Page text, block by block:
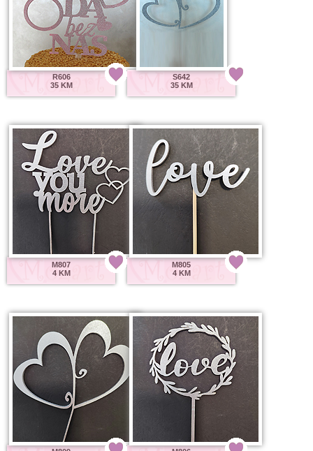
R606
35 KM
S642
35 KM
M807
4 KM
M805
4 KM